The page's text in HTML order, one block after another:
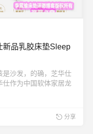
品乳胶床垫Sleep
是沙发，的确，芝华仕
仕作为中国软体家居龙
分享